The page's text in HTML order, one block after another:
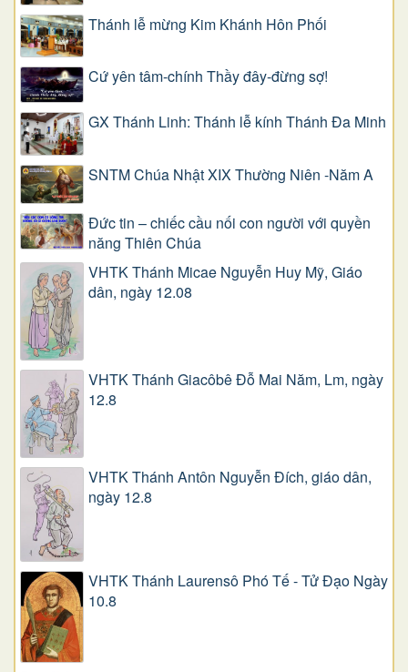
Thánh lễ mừng Kim Khánh Hôn Phối
Cứ yên tâm-chính Thầy đây-đừng sợ!
GX Thánh Linh: Thánh lễ kính Thánh Đa Minh
SNTM Chúa Nhật XIX Thường Niên -Năm A
Đức tin – chiếc cầu nối con người với quyền
năng Thiên Chúa
VHTK Thánh Micae Nguyễn Huy Mỹ, Giáo
dân, ngày 12.08
VHTK Thánh Giacôbê Ðỗ Mai Năm, Lm, ngày
12.8
VHTK Thánh Antôn Nguyễn Ðích, giáo dân,
ngày 12.8
VHTK Thánh Laurensô Phó Tế - Tử Đạo Ngày
10.8